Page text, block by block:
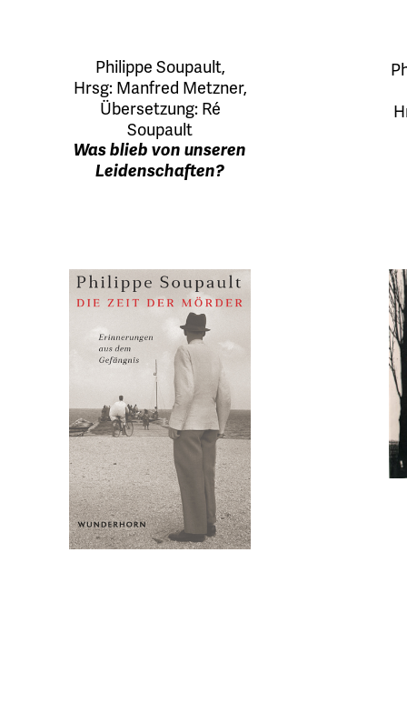
Philippe Soupault,
Hrsg: Manfred Metzner,
Übersetzung: Ré
Soupault
Was blieb von unseren
Leidenschaften?